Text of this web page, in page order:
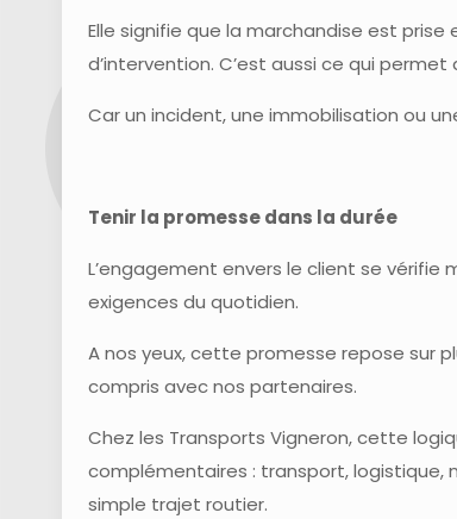
Elle signifie que la marchandise est
d’intervention. C’est aussi ce qui
Car un incident, une immobilisation ou
Tenir la promesse dans la durée
L’engagement envers le client se
exigences du quotidien.
A nos yeux, cette promesse repose sur
compris avec nos partenaires.
Chez les Transports Vigneron, cette
complémentaires : transport, logistique,
simple trajet routier.